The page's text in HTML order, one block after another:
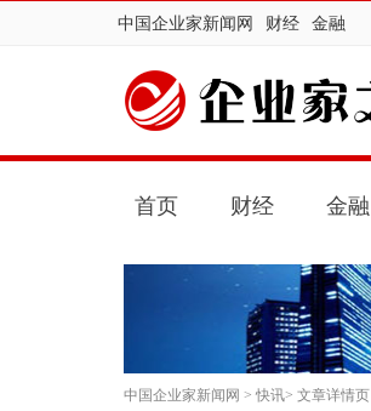
中国企业家新闻网 财经 金融
首页 财经 金融
中国企业家新闻网 > 快讯> 文章详情页